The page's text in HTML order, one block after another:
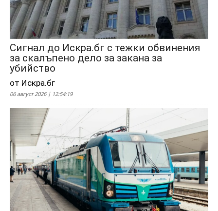
Сигнал до Искра.бг с тежки обвинения
за скалъпено дело за закана за
убийство
от Искра.бг
06 август 2026 | 12:54:19